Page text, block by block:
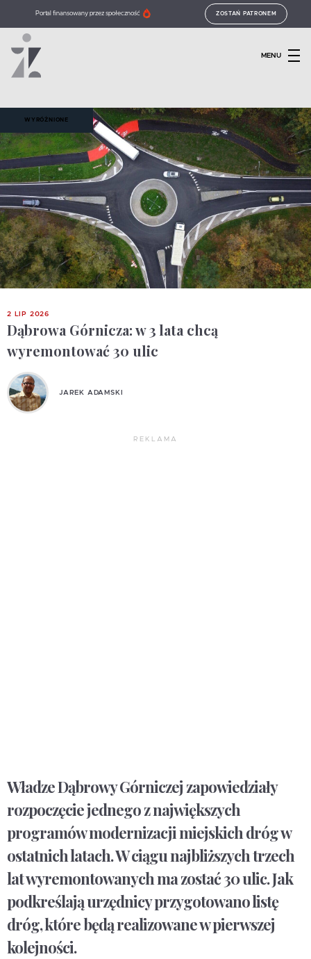
Portal finansowany przez społeczność ZOSTAŃ PATRONEM
MENU
WYRÓŻNIONE
2 LIP 2026
Dąbrowa Górnicza: w 3 lata chcą
wyremontować 30 ulic
JAREK ADAMSKI
REKLAMA
Władze Dąbrowy Górniczej zapowiedziały
rozpoczęcie jednego z największych
programów modernizacji miejskich dróg w
ostatnich latach. W ciągu najbliższych trzech
lat wyremontowanych ma zostać 30 ulic. Jak
podkreślają urzędnicy przygotowano listę
dróg, które będą realizowane w pierwszej
kolejności.